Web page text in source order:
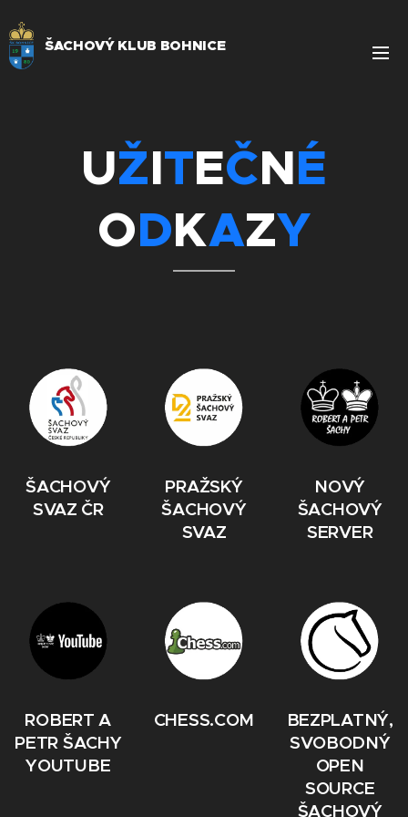
ŠACHOVÝ KLUB BOHNICE
UŽITEČNÉ
ODKAZY
ŠACHOVÝ
SVAZ ČR
PRAŽSKÝ
ŠACHOVÝ
SVAZ
NOVÝ
ŠACHOVÝ
SERVER
ROBERT A
PETR ŠACHY
YOUTUBE
CHESS.COM
BEZPLATNÝ,
SVOBODNÝ
OPEN
SOURCE
ŠACHOVÝ